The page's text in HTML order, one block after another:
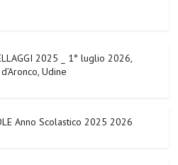
2025 _ 1° luglio 2026,
Udine
Anno Scolastico 2025 2026